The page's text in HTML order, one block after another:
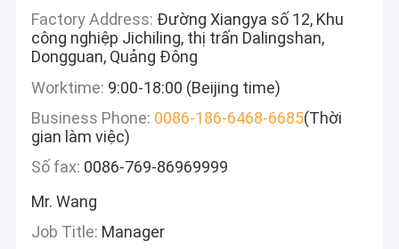
Factory Address: Đường Xiangya số 12, Khu
công nghiệp Jichiling, thị trấn Dalingshan,
Dongguan, Quảng Đông
Worktime: 9:00-18:00 (Beijing time)
Business Phone: 0086-186-6468-6685(Thời
gian làm việc)
Số fax: 0086-769-86969999
Mr. Wang
Job Title: Manager